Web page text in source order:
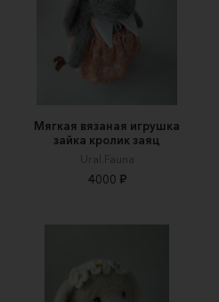
Мягкая вязаная игрушка
зайка кролик заяц
Ural.Fauna
4000 ₽